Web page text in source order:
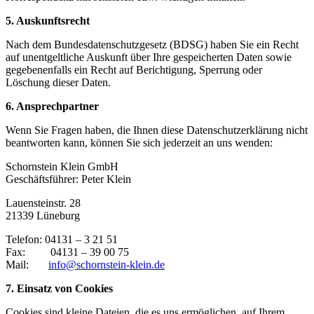
5. Auskunftsrecht
Nach dem Bundesdatenschutzgesetz (BDSG) haben Sie ein Recht
auf unentgeltliche Auskunft über Ihre gespeicherten Daten sowie
gegebenenfalls ein Recht auf Berichtigung, Sperrung oder
Löschung dieser Daten.
6. Ansprechpartner
Wenn Sie Fragen haben, die Ihnen diese Datenschutzerklärung nicht
beantworten kann, können Sie sich jederzeit an uns wenden:
Schornstein Klein GmbH
Geschäftsführer: Peter Klein
Lauensteinstr. 28
21339 Lüneburg
Telefon: 04131 – 3 21 51
Fax: 04131 – 39 00 75
Mail: info@schornstein-klein.de
7. Einsatz von Cookies